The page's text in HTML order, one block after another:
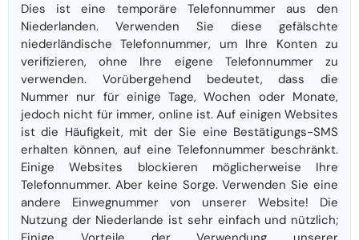
Dies ist eine temporäre Telefonnummer aus den
Niederlanden. Verwenden Sie diese gefälschte
niederländische Telefonnummer, um Ihre Konten zu
verifizieren, ohne Ihre eigene Telefonnummer zu
verwenden. Vorübergehend bedeutet, dass die
Nummer nur für einige Tage, Wochen oder Monate,
jedoch nicht für immer, online ist. Auf einigen Websites
ist die Häufigkeit, mit der Sie eine Bestätigungs-SMS
erhalten können, auf eine Telefonnummer beschränkt.
Einige Websites blockieren möglicherweise Ihre
Telefonnummer. Aber keine Sorge. Verwenden Sie eine
andere Einwegnummer von unserer Website! Die
Nutzung der Niederlande ist sehr einfach und nützlich;